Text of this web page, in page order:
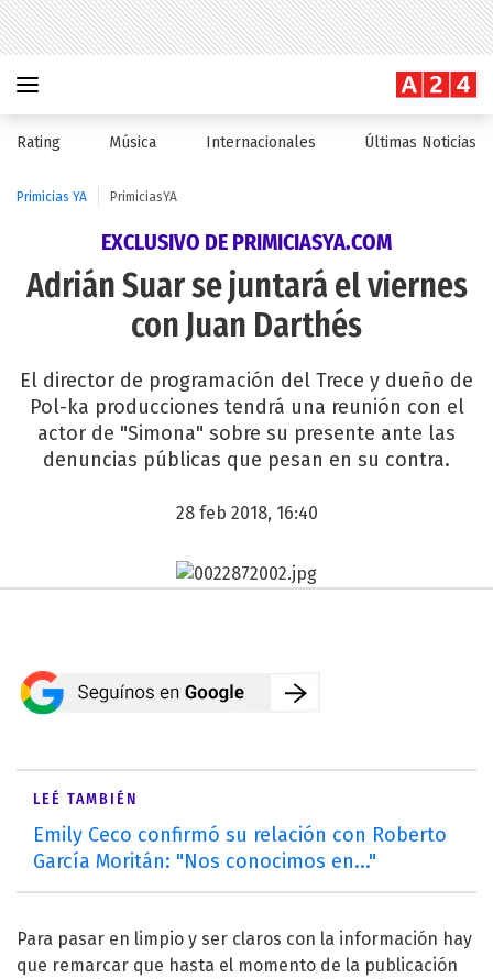
Rating Música Internacionales Últimas Noticias
Primicias YA PrimiciasYA
EXCLUSIVO DE PRIMICIASYA.COM
Adrián Suar se juntará el viernes
con Juan Darthés
El director de programación del Trece y dueño de
Pol-ka producciones tendrá una reunión con el
actor de "Simona" sobre su presente ante las
denuncias públicas que pesan en su contra.
28 feb 2018, 16:40
LEÉ TAMBIÉN
Emily Ceco confirmó su relación con Roberto
García Moritán: "Nos conocimos en..."
Para pasar en limpio y ser claros con la información hay
que remarcar que hasta el momento de la publicación